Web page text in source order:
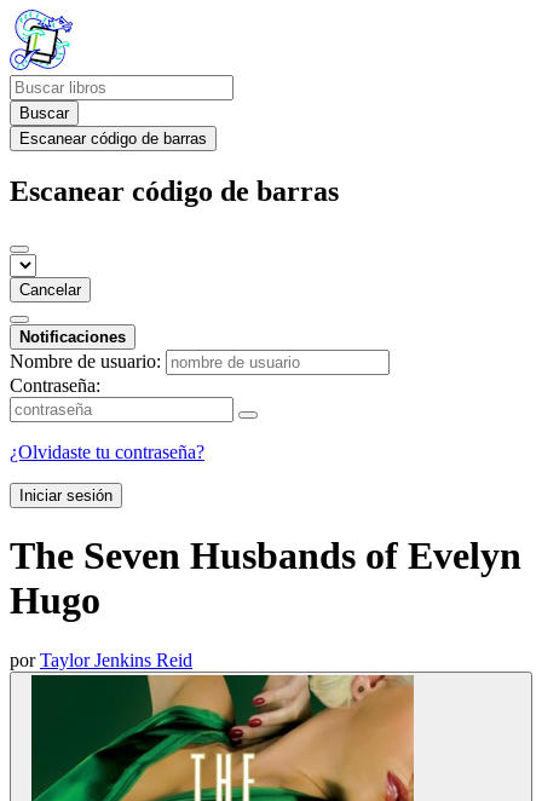
Buscar
Escanear código de barras
Escanear código de barras
Cancelar
Notificaciones
Nombre de usuario:
Contraseña:
¿Olvidaste tu contraseña?
Iniciar sesión
The Seven Husbands of Evelyn
Hugo
porTaylor Jenkins Reid